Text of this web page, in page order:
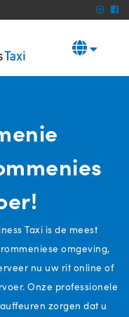
Taxi is de meest
omgeving,
nu uw rit online of
Onze professionele
zorgen dat u